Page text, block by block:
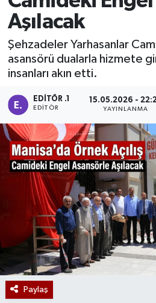
Aşılacak
Şehzadeler Yarhasanlar
asansörü dualarla hizmete
insanları akın etti.
EDITÖR .1
EDITÖR
15.05.2026 -
YAYINLANMA
Paylaş
Manisaspor
Sağlık
Yaşam
Gizlilik Sözleşmesi
İletişim